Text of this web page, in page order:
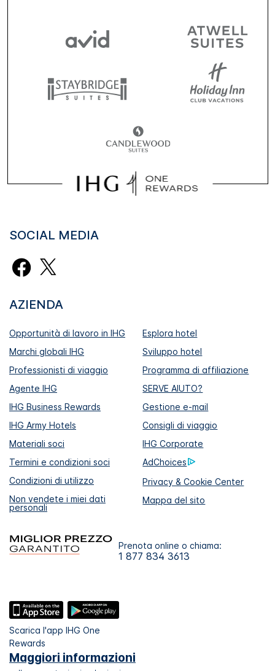
SOCIAL MEDIA
AZIENDA
Opportunità di lavoro in IHG
Esplora hotel
Marchi globali IHG
Sviluppo hotel
Professionisti di viaggio
Programma di affiliazione
Agente IHG
SERVE AIUTO?
IHG Business Rewards
Gestione e-mail
IHG Army Hotels
Consigli di viaggio
Materiali soci
IHG Corporate
Termini e condizioni soci
AdChoices
Condizioni di utilizzo
Privacy & Cookie Center
Non vendete i miei dati
personali
Mappa del sito
Prenota online o chiama:
1 877 834 3613
Scarica l'app IHG One
Rewards
Maggiori informazioni